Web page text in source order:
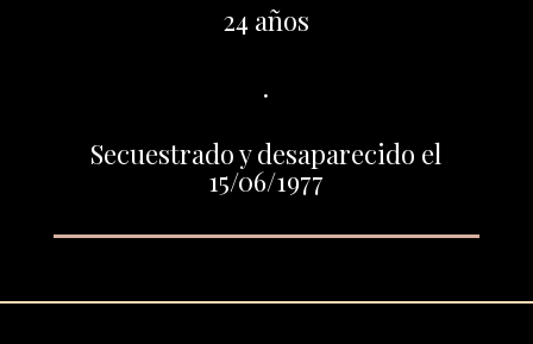
24 años
.
Secuestrado y desaparecido el
15/06/1977